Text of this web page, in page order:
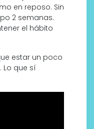
en reposo. Sin
2 semanas.
el hábito
estar un poco
Lo que sí